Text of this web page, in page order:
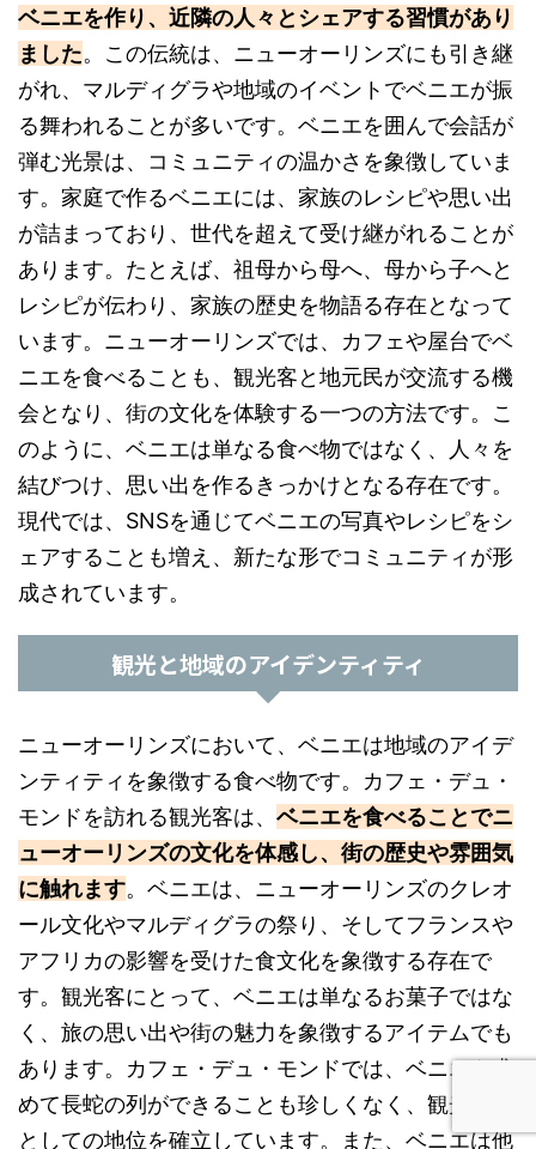
ベニエを作り、近隣の人々とシェアする習慣があり
ました。この伝統は、ニューオーリンズにも引き継
がれ、マルディグラや地域のイベントでベニエが振
る舞われることが多いです。ベニエを囲んで会話が
弾む光景は、コミュニティの温かさを象徴していま
す。家庭で作るベニエには、家族のレシピや思い出
が詰まっており、世代を超えて受け継がれることが
あります。たとえば、祖母から母へ、母から子へと
レシピが伝わり、家族の歴史を物語る存在となって
います。ニューオーリンズでは、カフェや屋台でベ
ニエを食べることも、観光客と地元民が交流する機
会となり、街の文化を体験する一つの方法です。こ
のように、ベニエは単なる食べ物ではなく、人々を
結びつけ、思い出を作るきっかけとなる存在です。
現代では、SNSを通じてベニエの写真やレシピをシ
ェアすることも増え、新たな形でコミュニティが形
成されています。
観光と地域のアイデンティティ
ニューオーリンズにおいて、ベニエは地域のアイデ
ンティティを象徴する食べ物です。カフェ・デュ・
モンドを訪れる観光客は、 ベニエを食べることでニ
ューオーリンズの文化を体感し、街の歴史や雰囲気
に触れます。ベニエは、ニューオーリンズのクレオ
ール文化やマルディグラの祭り、そしてフランスや
アフリカの影響を受けた食文化を象徴する存在で
す。観光客にとって、ベニエは単なるお菓子ではな
く、旅の思い出や街の魅力を象徴するアイテムでも
あります。カフェ・デュ・モンドでは、ベニエを求
めて長蛇の列ができることも珍しくなく、観光名所
としての地位を確立しています。また、ベニエは他